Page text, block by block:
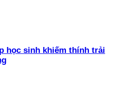
học sinh khiếm thính trải